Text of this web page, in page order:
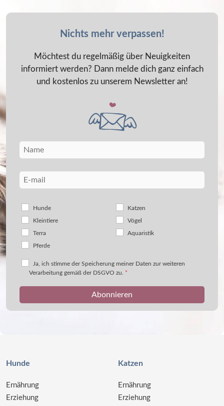
Nichts mehr verpassen!
Möchtest du regelmäßig über Neuigkeiten
informiert werden? Dann melde dich ganz einfach
und kostenlos zu unserem Newsletter an!
Hunde
Kleintiere
Terra
Pferde
Katzen
Vögel
Aquaristik
Ja, ich stimme der Speicherung meiner Daten zur weiteren
Verarbeitung gemäß der DSGVO zu. *
Hunde
Ernährung
Erziehung
Katzen
Ernährung
Erziehung